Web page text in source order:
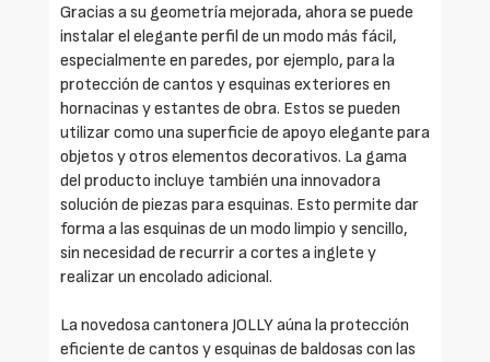
Gracias a su geometría mejorada, ahora se puede
instalar el elegante perfil de un modo más fácil,
especialmente en paredes, por ejemplo, para la
protección de cantos y esquinas exteriores en
hornacinas y estantes de obra. Estos se pueden
utilizar como una superficie de apoyo elegante para
objetos y otros elementos decorativos. La gama
del producto incluye también una innovadora
solución de piezas para esquinas. Esto permite dar
forma a las esquinas de un modo limpio y sencillo,
sin necesidad de recurrir a cortes a inglete y
realizar un encolado adicional.
La novedosa cantonera JOLLY aúna la protección
eficiente de cantos y esquinas de baldosas con las